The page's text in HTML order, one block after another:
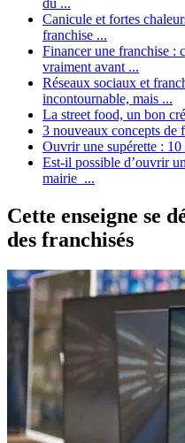
du ...
Canicule et fortes
franchise ...
Financer une franchise :
vraiment avant ...
Réseaux sociaux et
incontournable, mais ...
La street food, un bon
3 nouveaux concepts de
Ouvrir une supérette :
Est-il possible d’ouvrir
mairie ...
Cette enseigne se
des franchisés